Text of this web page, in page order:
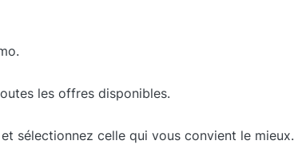
les offres disponibles.
sélectionnez celle qui vous convient le mieux.